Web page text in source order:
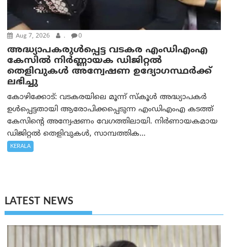
Aug 7, 2026 . 0
അദ്ധ്യാപകരുള്‍പ്പെട്ട വടകര എംഡി‌എം‌എ
കേസില്‍ നിര്‍ണ്ണായക ഡിജിറ്റല്‍
തെളിവുകള്‍ അന്വേഷണ ഉദ്യോഗസ്ഥര്‍ക്ക്
ലഭിച്ചു
കോഴിക്കോട്: വടകരയിലെ മൂന്ന് സ്കൂൾ അദ്ധ്യാപകർ
ഉൾപ്പെട്ടതായി ആരോപിക്കപ്പെടുന്ന എംഡിഎംഎ കടത്ത്
കേസിന്റെ അന്വേഷണം വേഗത്തിലായി. നിർണായകമായ
ഡിജിറ്റൽ തെളിവുകൾ, സാമ്പത്തിക...
KERALA
LATEST NEWS